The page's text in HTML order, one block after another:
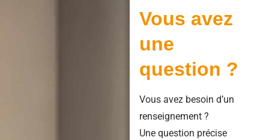
Vous avez
une
question ?
Vous avez besoin d’un
renseignement ?
Une question précise